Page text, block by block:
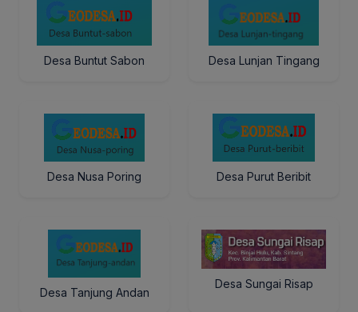
Desa Buntut Sabon Desa Lunjan Tingang
Desa Nusa Poring Desa Purut Beribit
Desa Tanjung Andan
Desa Sungai Risap